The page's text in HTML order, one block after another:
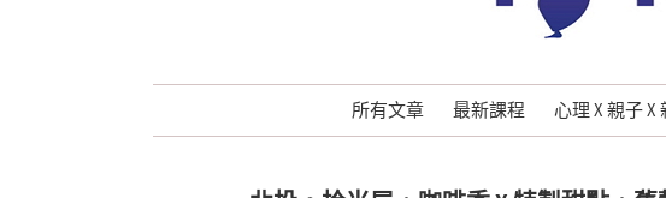
所有文章 最新課程 心理 X 親子 X